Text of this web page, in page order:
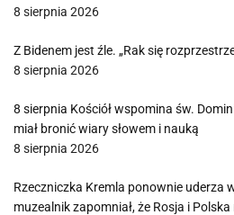
8 sierpnia 2026
Z Bidenem jest źle. „Rak się
8 sierpnia 2026
8 sierpnia Kościół wspomina św.
miał bronić wiary słowem i nauką
8 sierpnia 2026
Rzeczniczka Kremla ponownie uderza
muzealnik zapomniał, że Rosja i